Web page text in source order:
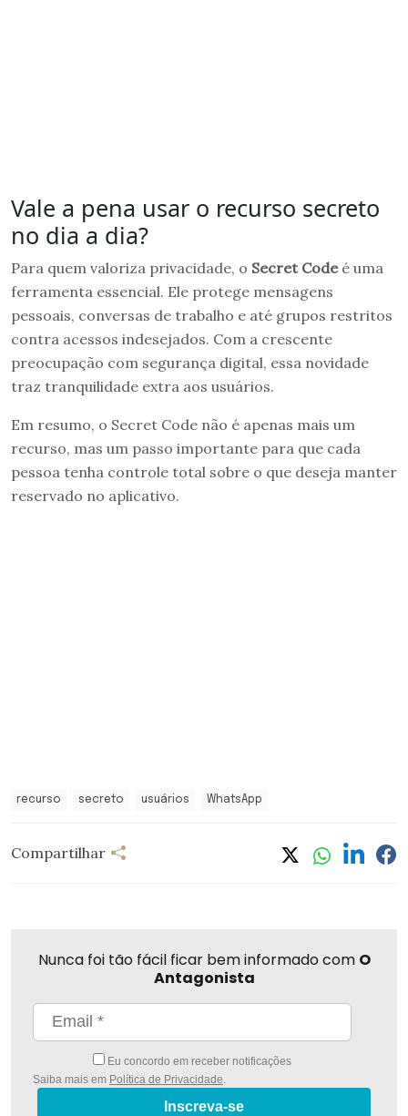
Vale a pena usar o recurso secreto
no dia a dia?
Para quem valoriza privacidade, o Secret Codeé uma
ferramenta essencial. Ele protege mensagens
pessoais, conversas de trabalho e até grupos restritos
contra acessos indesejados. Com a crescente
preocupação com segurança digital, essa novidade
traz tranquilidade extra aos usuários.
Em resumo, o Secret Code não é apenas mais um
recurso, mas um passo importante para que cada
pessoa tenha controle total sobre o que deseja manter
reservado no aplicativo.
recurso secreto usuários WhatsApp
Compartilhar
Nunca foi tão fácil ficar bem informado com O
Antagonista
Eu concordo em receber notificações
Saiba mais em Política de Privacidade
Inscreva-se